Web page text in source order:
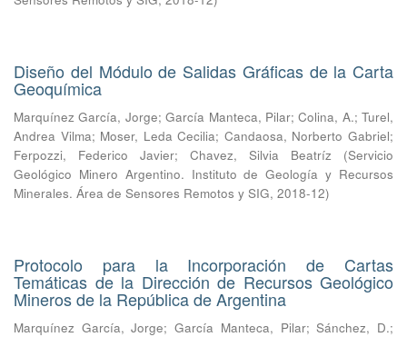
Diseño del Módulo de Salidas Gráficas de la Carta
Geoquímica
Marquínez García, Jorge;García Manteca, Pilar;Colina, A.; Turel,
Andrea Vilma; Moser, Leda Cecilia; Candaosa, Norberto Gabriel;
Ferpozzi, Federico Javier; Chavez, Silvia Beatríz (Servicio
Geológico Minero Argentino. Instituto de Geología y Recursos
Minerales. Área de Sensores Remotos y SIG, 2018-12)
Protocolo para la Incorporación de Cartas
Temáticas de la Dirección de Recursos Geológico
Mineros de la República de Argentina
Marquínez García, Jorge;García Manteca, Pilar;Sánchez, D.;